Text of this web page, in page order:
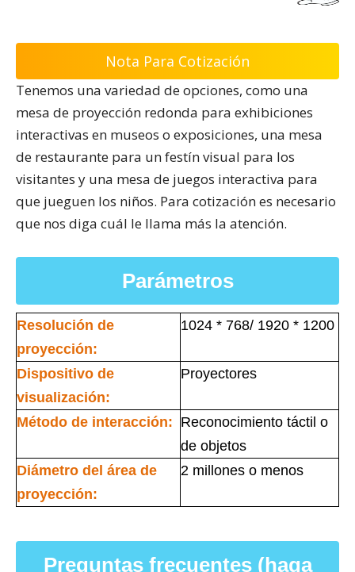
Nota Para Cotización
Tenemos una variedad de opciones, como una
mesa de proyección redonda para exhibiciones
interactivas en museos o exposiciones, una mesa
de restaurante para un festín visual para los
visitantes y una mesa de juegos interactiva para
que jueguen los niños. Para cotización es necesario
que nos diga cuál le llama más la atención.
Parámetros
Resolución de
proyección:
1024 * 768/ 1920 * 1200
Dispositivo de
visualización:
Proyectores
Método de interacción: Reconocimiento táctil o
de objetos
Diámetro del área de
proyección:
2 millones o menos
Preguntas frecuentes (haga